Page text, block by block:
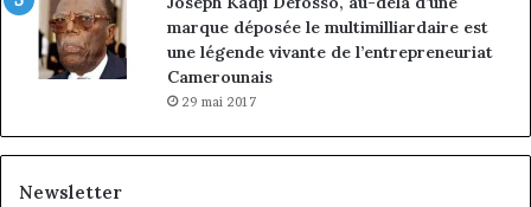
marque déposée le multimilliardaire est
une légende vivante de l’entrepreneuriat
Camerounais
29 mai 2017
Newsletter